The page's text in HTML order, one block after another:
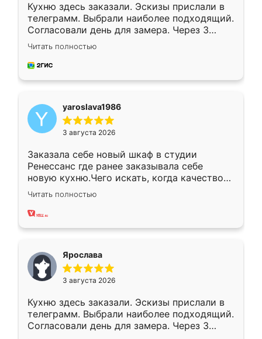
Кухню здесь заказали. Эскизы прислали в
телеграмм. Выбрали наиболее подходящий.
Согласовали день для замера. Через 3
недели кухня была уже готова. Остались
довольны работой. Спасибо Ренессанс
мебель за качественную работу!
Читать полностью
yaroslava1986
3 августа 2026
Заказала себе новый шкаф в студии
Ренессанс где ранее заказывала себе
новую кухню.Чего искать, когда качеством
вполне довольна. Служит кухня уже почти
два года, нареканий нет.
Читать полностью
Ярослава
3 августа 2026
Кухню здесь заказали. Эскизы прислали в
телеграмм. Выбрали наиболее подходящий.
Согласовали день для замера. Через 3